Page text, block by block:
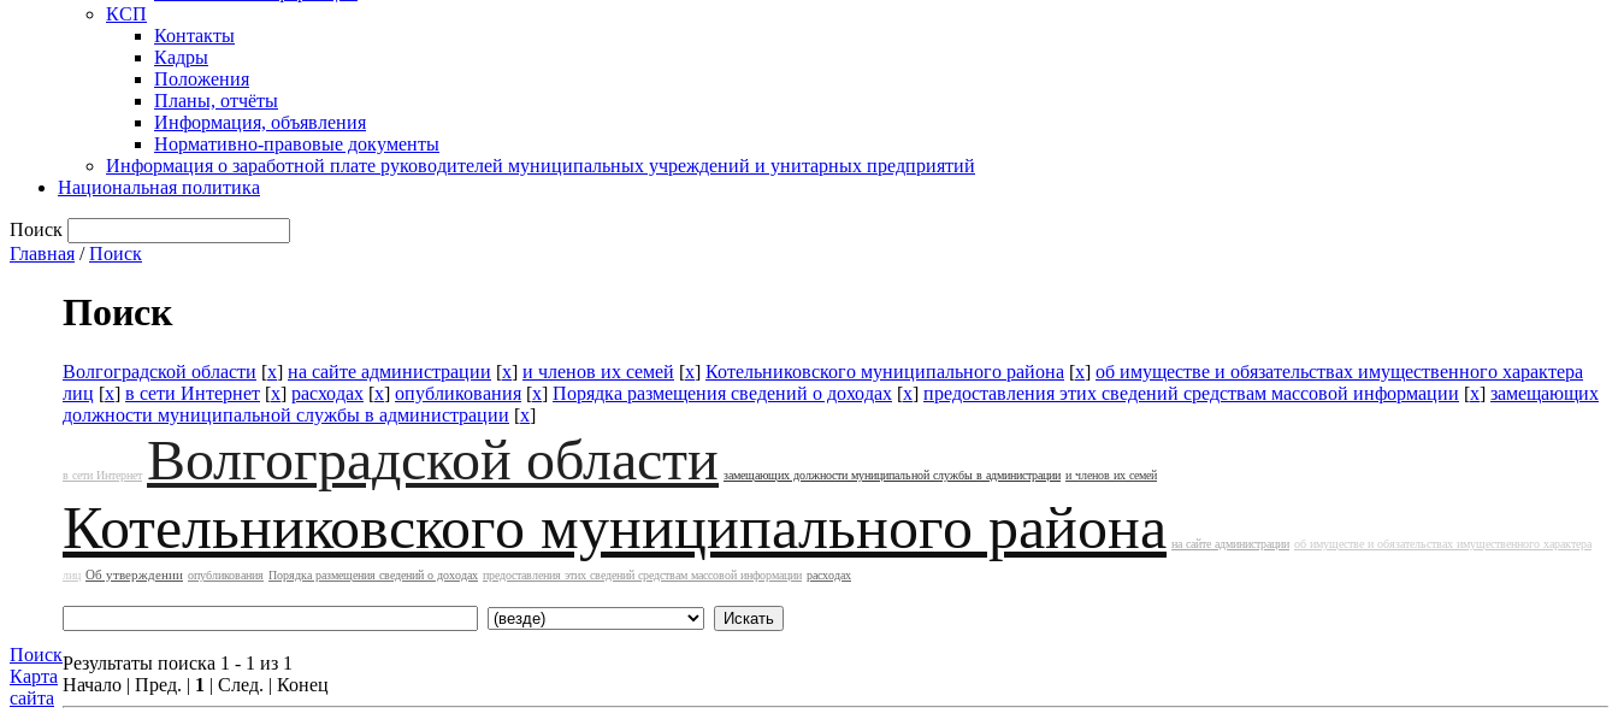
КСП
Контакты
Кадры
Положения
Планы, отчёты
Информация, объявления
Нормативно-правовые документы
Информация о заработной плате руководителей муниципальных учреждений и унитарных предприятий
Национальная политика
Поиск
Главная /Поиск
Поиск
Карта
сайта
Поиск
Волгоградской области [x] на сайте администрации [x] и членов их семей [x] Котельниковского муниципального района [x] об имуществе и обязательствах имущественного характера
лиц [x] в сети Интернет [x] расходах [x] опубликования [x] Порядка размещения сведений о доходах [x] предоставления этих сведений средствам массовой информации [x] замещающих
должности муниципальной службы в администрации [x]
в сети Интернет Волгоградской области замещающих должности муниципальной службы в администрации и членов их семей
Котельниковского муниципального района на сайте администрации об имуществе и обязательствах имущественного характера
лиц Об утверждении опубликования Порядка размещения сведений о доходах предоставления этих сведений средствам массовой информации расходах
Результаты поиска 1 - 1 из 1
Начало | Пред. | 1 | След. | Конец